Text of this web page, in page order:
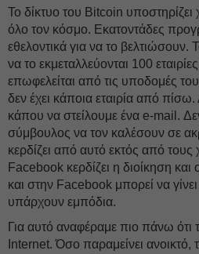
Το δίκτυο του Bitcoin υποστηρίζει
όλο τον κόσμο. Εκατοντάδες
εθελοντικά για να το βελτιώσουν.
να το εκμεταλλεύονται 100
επωφελείται από τις υποδομές
δεν έχει κάποια εταιρία από
κάπου να στείλουμε ένα e-mail.
σύμβουλος να τον καλέσουν σε
κερδίζει από αυτό εκτός από τους
Facebook κερδίζει η διοίκηση και
και στην Facebook μπορεί να
υπάρχουν εμπόδια.
Για αυτό αναφέραμε πιο πάνω ότι
Internet. Όσο παραμείνει ανοικτό,